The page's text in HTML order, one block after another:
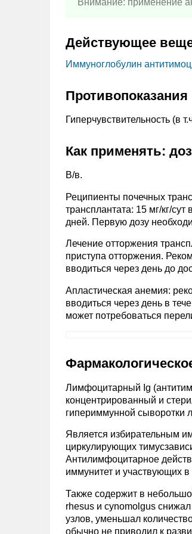
Внимание: применение
Действующее
Иммуноглобулин
Противопоказания
Гиперчувствительность (в
Как применять:
В/в.
Реципиенты почечных
трансплантата: 15 мг/кг/
дней. Первую дозу
Лечение отторжения
приступа отторжения.
вводиться через день до
Апластическая анемия:
вводиться через день в
может потребоваться
Лимфоцитарный Ig
концентрированный и
гипериммунной сыворотки
Является избирательным
циркулирующих
Антилимфоцитарное
иммунитет и участвующих
Также содержит в
rhesus и cynomolgus
узлов, уменьшал
обычно не приводил к